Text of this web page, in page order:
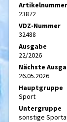
Artikelnummer
23872
VDZ-Nummer
32488
Ausgabe
22/2026
Nächste
26.05.2026
Hauptgruppe
Sport
Untergruppe
sonstige